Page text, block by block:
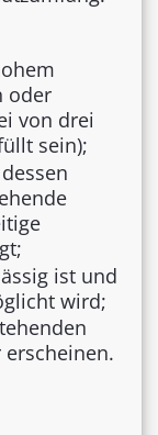
oder
von drei
sein);
ist und
wird;